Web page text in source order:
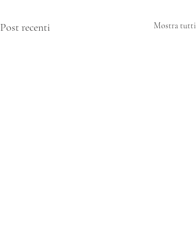
Post recenti Mostra tutti